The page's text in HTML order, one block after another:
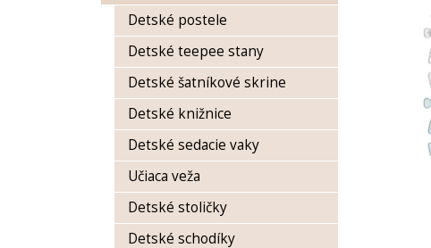
Detské postele
Detské teepee stany
Detské šatníkové skrine
Detské knižnice
Detské sedacie vaky
Učiaca veža
Detské stoličky
Detské schodíky